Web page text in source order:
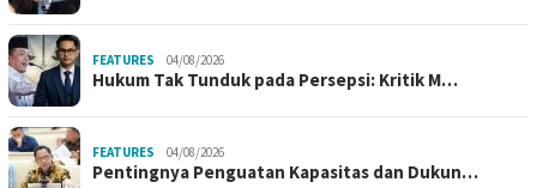
FEATURES 04/08/2026
Hukum Tak Tunduk pada Persepsi: Kritik M…
FEATURES 04/08/2026
Pentingnya Penguatan Kapasitas dan Dukun…